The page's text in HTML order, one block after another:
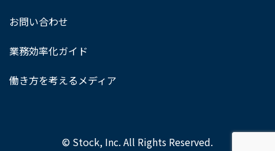
お問い合わせ
業務効率化ガイド
働き方を考えるメディア
© Stock, Inc. All Rights Reserved.